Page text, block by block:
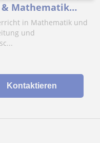
Mathematik
in Mathematik und
und
Kontaktieren